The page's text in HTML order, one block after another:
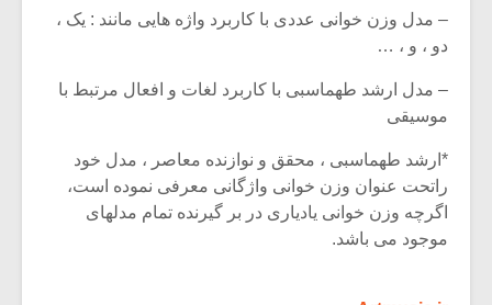
– مدل وزن خوانی عددی با کاربرد واژه هایی مانند : یک ،
دو ، و ، …
– مدل ارشد طهماسبی با کاربرد لغات و افعال مرتبط با
موسیقی
*ارشد طهماسبی ، محقق و نوازنده معاصر ، مدل خود
راتحت عنوان وزن خوانی واژگانی معرفی نموده است،
اگرچه وزن خوانی یادیاری در بر گیرنده تمام مدلهای
موجود می باشد.